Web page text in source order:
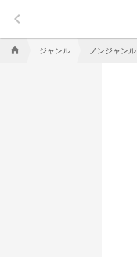
keyboard_arrow_left
home ジャンル ノンジャンル